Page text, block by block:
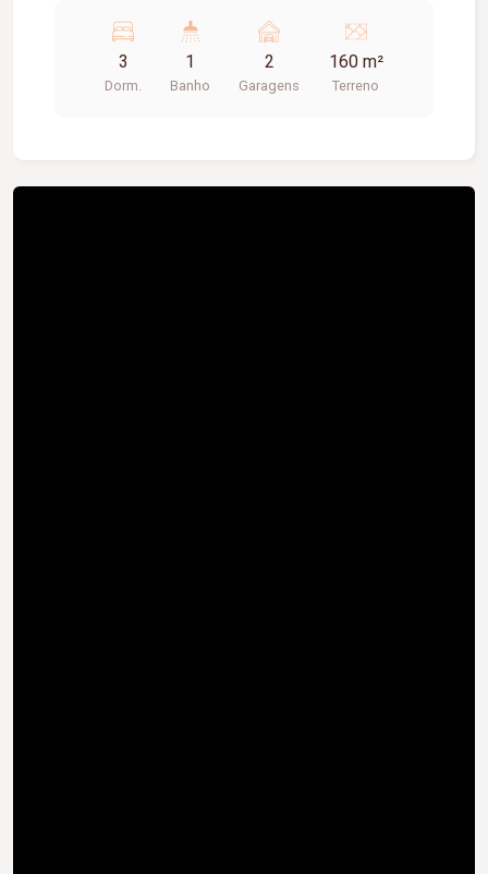
ducha, - 01 área de serviço, - 01 corredor de um
lado da casa, - garagem para 02 carros, - terreno
160,00m.
3
Dorm.
1
Banho
2
Garagens
160 m²
Terreno